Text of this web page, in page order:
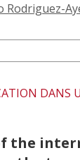
Rodriguez-
DANS
the